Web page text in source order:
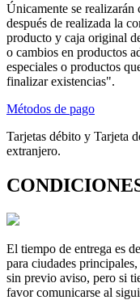
Únicamente se
después de realizada la
producto y caja original
o cambios en productos
especiales o productos
finalizar existencias".
Métodos de pago
Tarjetas débito y Tarjeta
extranjero.
El tiempo de entrega es
para ciudades
sin previo aviso, pero si
favor comunicarse al